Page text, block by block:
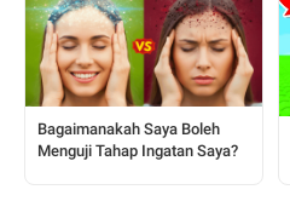
Bagaimanakah Saya Boleh
Menguji Tahap Ingatan Saya?